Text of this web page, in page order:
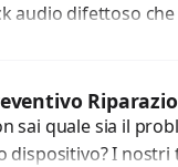
audio difettoso che
cuffie e
Preventivo
sai quale sia il
dispositivo? I nostri